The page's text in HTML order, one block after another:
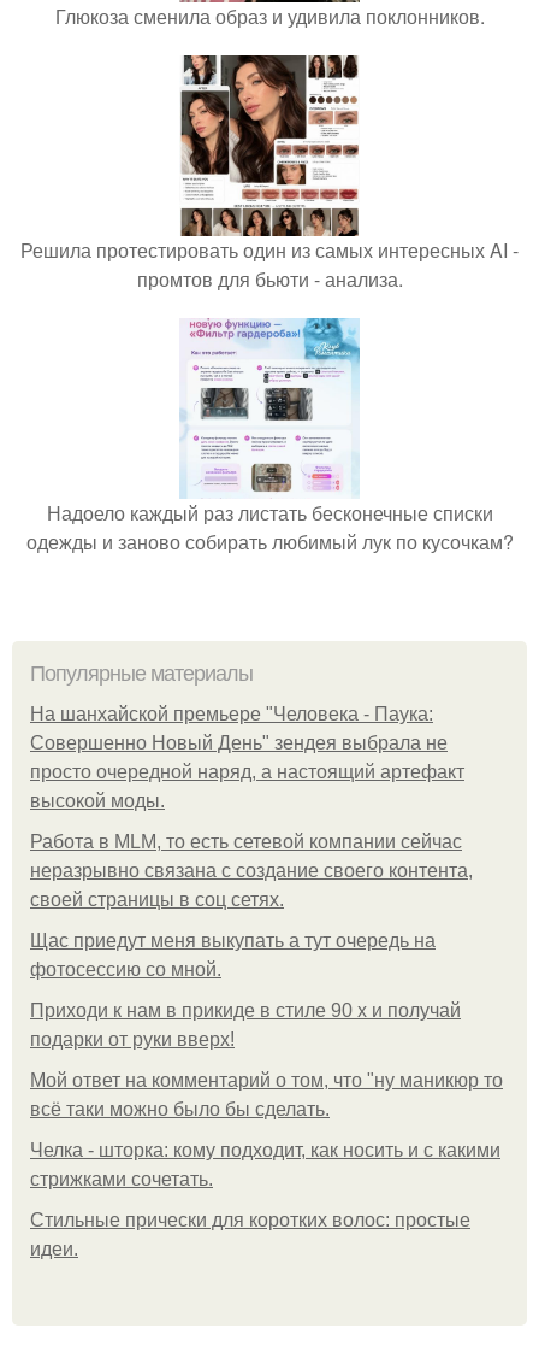
Глюкоза сменила образ и удивила поклонников.
Решила протестировать один из самых интересных AI -
промтов для бьюти - анализа.
Надоело каждый раз листать бесконечные списки
одежды и заново собирать любимый лук по кусочкам?
Популярные материалы
На шанхайской премьере "Человека - Паука:
Совершенно Новый День" зендея выбрала не
просто очередной наряд, а настоящий артефакт
высокой моды.
Работа в MLM, то есть сетевой компании сейчас
неразрывно связана с создание своего контента,
своей страницы в соц сетях.
Щас приедут меня выкупать а тут очередь на
фотосессию со мной.
Приходи к нам в прикиде в стиле 90 х и получай
подарки от руки вверх!
Мой ответ на комментарий о том, что "ну маникюр то
всё таки можно было бы сделать.
Челка - шторка: кому подходит, как носить и с какими
стрижками сочетать.
Стильные прически для коротких волос: простые
идеи.